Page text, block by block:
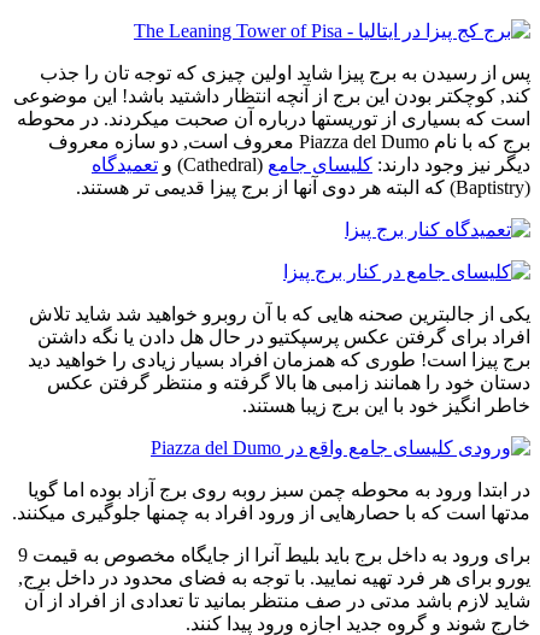
پس از رسیدن به برج پیزا شاید اولین چیزی که توجه تان را جذب
کند, کوچکتر بودن این برج از آنچه انتظار داشتید باشد! این موضوعی
است که بسیاری از توریستها درباره آن صحبت میکردند. در محوطه
برج که با نام Piazza del Dumo معروف است, دو سازه معروف
دیگر نیز وجود دارند: کلیسای جامع (Cathedral) و
تعمیدگاه
(Baptistry) که البته هر دوی آنها از برج پیزا قدیمی تر هستند.
یکی از جالبترین صحنه هایی که با آن روبرو خواهید شد شاید تلاش
افراد برای گرفتن عکس پرسپکتیو در حال هل دادن یا نگه داشتن
برج پیزا است! طوری که همزمان افراد بسیار زیادی را خواهید دید
دستان خود را همانند زامبی ها بالا گرفته و منتظر گرفتن عکس
خاطر انگیز خود با این برج زیبا هستند.
در ابتدا ورود به محوطه چمن سبز روبه روی برج آزاد بوده اما گویا
مدتها است که با حصارهایی از ورود افراد به چمنها جلوگیری میکنند.
برای ورود به داخل برج باید بلیط آنرا از جایگاه مخصوص به قیمت 9
یورو برای هر فرد تهیه نمایید. با توجه به فضای محدود در داخل برج,
شاید لازم باشد مدتی در صف منتظر بمانید تا تعدادی از افراد از آن
خارج شوند و گروه جدید اجازه ورود پیدا کنند.